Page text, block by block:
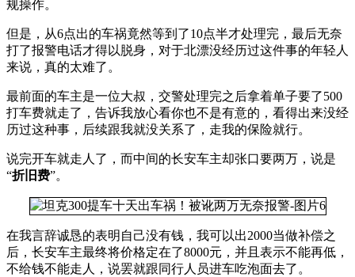
规操作。
但是，从6点出的车祸竟然等到了10点半才处理完，最后无奈
打了报警电话才得以脱身，对于北漂没经历过这件事的年轻人
来说，真的太难了。
最前面的车主是一位大叔，交警处理完之后拿着单子要了500
打车费就走了，告诉我放心看你也不是有意的，看得出来没经
历过这种事，后续跟我就没关系了，走我的保险就行。
说完开车就走人了，而中间的长安车主却张口要两万，说是
“折旧费”。
在我言辞诚恳的表明自己没有钱，我可以出2000当做补偿之
后，长安车主最终将价格定在了8000元，并且表示不能再低，
不给钱不能走人，说罢就跟同行人员进车吃泡面去了。